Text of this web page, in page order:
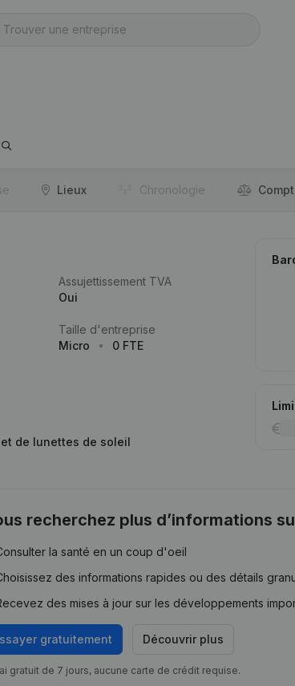
Lieux Chronologie
Assujettissement TVA
Oui
Taille d'entreprise
Micro
0 FTE
de lunettes de soleil
recherchez plus d’informations
la santé en un coup d'oeil
des informations rapides ou des détails
des mises à jour sur les développements
gratuitement Découvrir plus
gratuit de 7 jours, aucune carte de crédit requise.